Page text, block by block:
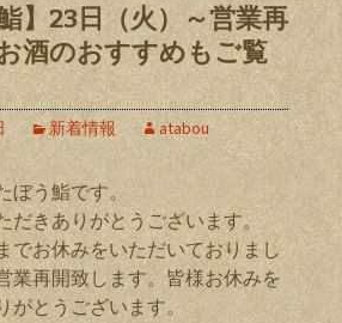
】23日（火）～営業再
酒のおすすめもご覧
新着情報 atabou
ぼう鮨です。
だきありがとうございます。
でお休みをいただいておりまし
業再開致します。皆様お休みを
がとうございます。